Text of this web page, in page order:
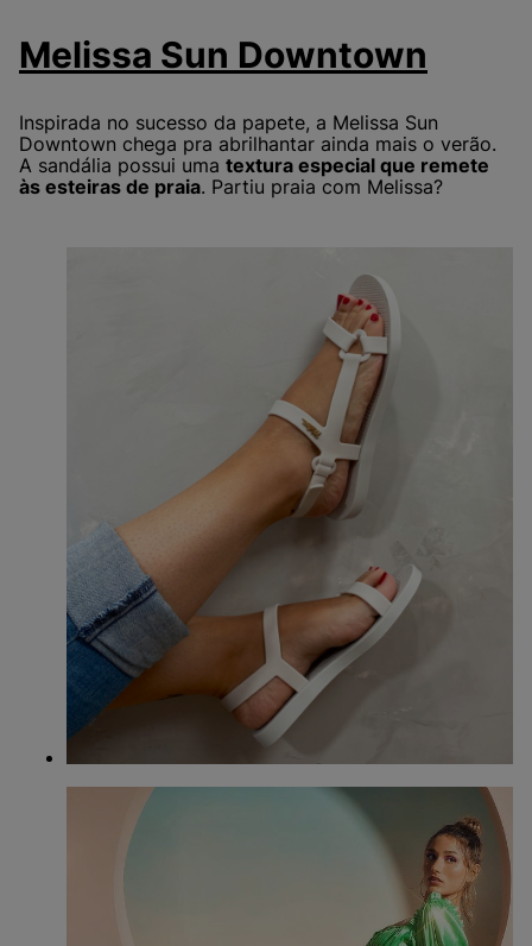
Melissa Sun Downtown
Inspirada no sucesso da papete, a Melissa Sun
Downtown chega pra abrilhantar ainda mais o verão.
A sandália possui uma textura especial que remete
às esteiras de praia. Partiu praia com Melissa?